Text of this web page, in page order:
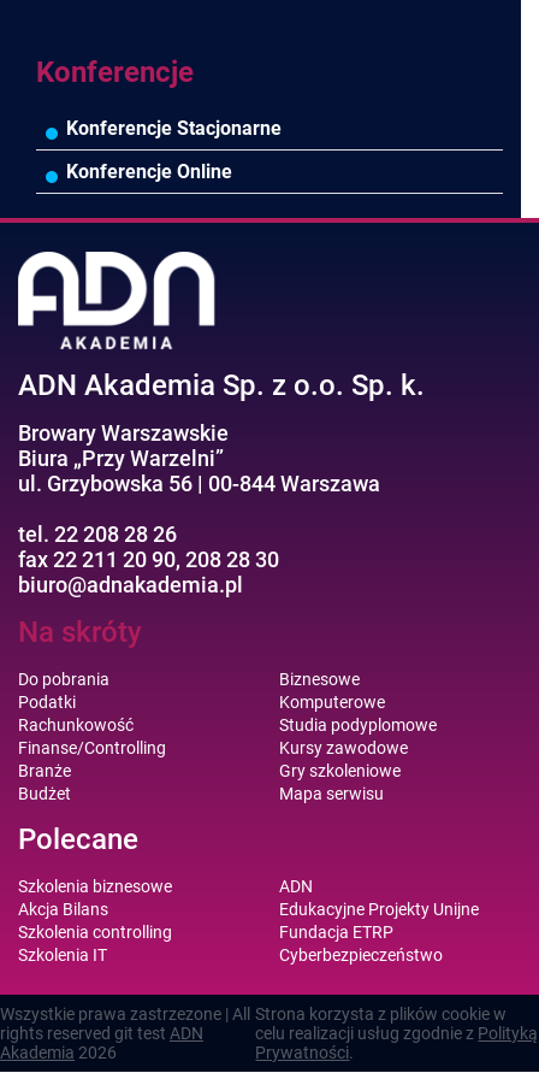
Efektywność osobista//Wellbeing
Konferencje
Konferencje Stacjonarne
Konferencje Online
ADN Akademia Sp. z o.o. Sp. k.
Browary Warszawskie
Biura „Przy Warzelni”
ul. Grzybowska 56 | 00-844 Warszawa
tel. 22 208 28 26
fax 22 211 20 90, 208 28 30
biuro@adnakademia.pl
Na skróty
Do pobrania
Podatki
Rachunkowość
Finanse/Controlling
Branże
Budżet
Biznesowe
Komputerowe
Studia podyplomowe
Kursy zawodowe
Gry szkoleniowe
Mapa serwisu
Polecane
Szkolenia biznesowe
Akcja Bilans
Szkolenia controlling
Szkolenia IT
ADN
Edukacyjne Projekty Unijne
Fundacja ETRP
Cyberbezpieczeństwo
Wszystkie prawa zastrzezone | All
rights reserved git test ADN
Akademia 2026
Strona korzysta z plików cookie w
celu realizacji usług zgodnie z Polityką
Prywatności.